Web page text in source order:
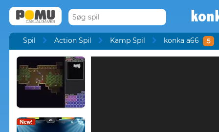
Spil Action Spil Kamp Spil konka a66 5